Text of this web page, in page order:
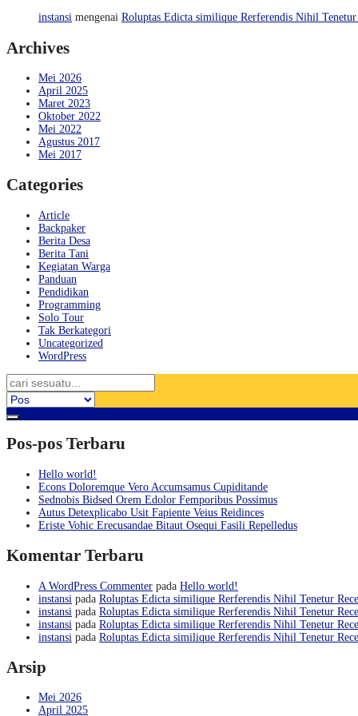
instansi mengenai Roluptas Edicta similique Rerferendis Nihil Tenetur
Archives
Mei 2026
April 2025
Maret 2023
Oktober 2022
Mei 2022
Agustus 2017
Mei 2017
Categories
Article
Backpaker
Berita Desa
Berita Tani
Kegiatan Warga
Panduan
Pendidikan
Programming
Solo Tour
Tak Berkategori
Uncategorized
WordPress
Pos-pos Terbaru
Hello world!
Econs Doloremque Vero Accumsamus Cupiditande
Sednobis Bidsed Orem Edolor Femporibus Possimus
Autus Detexplicabo Usit Fapiente Veius Reidinces
Eriste Vohic Erecusandae Bitaut Osequi Fasili Repelledus
Komentar Terbaru
A WordPress Commenter pada Hello world!
instansi pada Roluptas Edicta similique Rerferendis Nihil Tenetur
instansi pada Roluptas Edicta similique Rerferendis Nihil Tenetur
instansi pada Roluptas Edicta similique Rerferendis Nihil Tenetur
instansi pada Roluptas Edicta similique Rerferendis Nihil Tenetur
Arsip
Mei 2026
April 2025